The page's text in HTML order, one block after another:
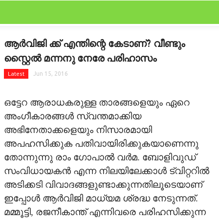
FEATURED
FILM SCAN
GALLERY
GOSSIPS
LATEST
OTHER LANGUAGE
STARBYTES
ആര്‍വിജി ക്ക് എന്തിന്റെ കേടാണ്? വീണ്ടും
സ്റ്റൈല്‍ മന്നനു നേരേ പരിഹാസം
Latest Jun 15, 2016
ഒട്ടേറ ആരാധകരുള്ള താരങ്ങളെയും ഏറെ
അംഗീകാരങ്ങള്‍ സ്വന്തമാക്കിയ
അഭിനേതാക്കളെയും നിസാരമായി
അപഹസിക്കുക പതിവായിരിക്കുകയാണെന്നു
തോന്നുന്നു രാം ഗോപാല്‍ വര്‍മ. ബോളിവുഡ്
സംവിധായകന്‍ എന്ന നിലയിലേക്കാള്‍ ട്വിറ്ററില്‍
അടിക്കടി വിവാദങ്ങളുണ്ടാക്കുന്നതിലൂടെയാണ്
ഇപ്പോള്‍ ആര്‍വിജി മാധ്യമ ശ്രദ്ധ നേടുന്നത്.
മമ്മൂട്ടി, രജനീകാന്ത് എന്നിവരെ പരിഹസിക്കുന്ന